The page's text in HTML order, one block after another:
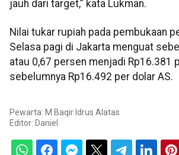
jauh dari target,” kata Lukman.
Nilai tukar rupiah pada pembukaan
Selasa pagi di Jakarta menguat
atau 0,67 persen menjadi Rp16.381
sebelumnya Rp16.492 per dolar AS.
Pewarta: M Baqir Idrus Alatas
Editor: Daniel